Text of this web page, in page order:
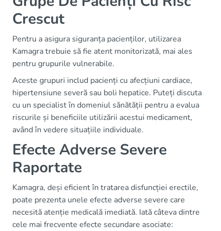
Crescut
Pentru a asigura siguranța pacienților, utilizarea
Kamagra trebuie să fie atent monitorizată, mai ales
pentru grupurile vulnerabile.
Aceste grupuri includ pacienți cu afecțiuni cardiace,
hipertensiune severă sau boli hepatice. Puteți discuta
cu un specialist în domeniul sănătății pentru a evalua
riscurile și beneficiile utilizării acestui medicament,
având în vedere situațiile individuale.
Efecte Adverse Severe
Raportate
Kamagra, deși eficient în tratarea disfuncției erectile,
poate prezenta unele efecte adverse severe care
necesită atenție medicală imediată. Iată câteva dintre
cele mai frecvente efecte secundare asociate: